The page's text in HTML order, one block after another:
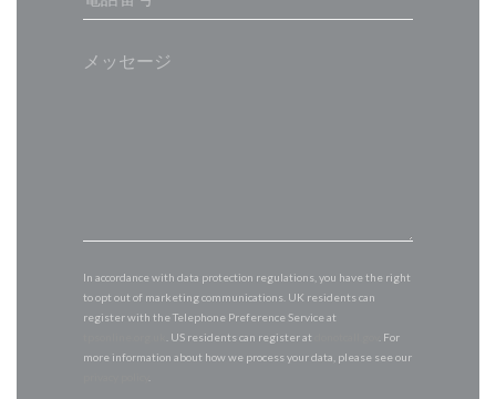
In accordance with data protection regulations, you have the right
to opt out of marketing communications. UK residents can
register with the Telephone Preference Service at
. US residents can register at
. For
more information about how we process your data, please see our